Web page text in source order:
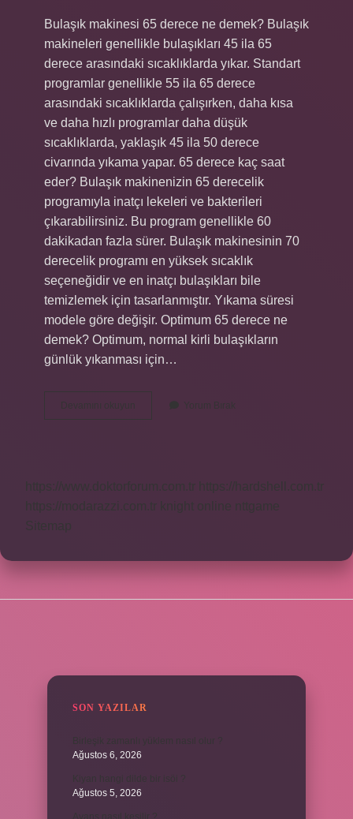
Bulaşık makinesi 65 derece ne demek? Bulaşık
makineleri genellikle bulaşıkları 45 ila 65
derece arasındaki sıcaklıklarda yıkar. Standart
programlar genellikle 55 ila 65 derece
arasındaki sıcaklıklarda çalışırken, daha kısa
ve daha hızlı programlar daha düşük
sıcaklıklarda, yaklaşık 45 ila 50 derece
civarında yıkama yapar. 65 derece kaç saat
eder? Bulaşık makinenizin 65 derecelik
programıyla inatçı lekeleri ve bakterileri
çıkarabilirsiniz. Bu program genellikle 60
dakikadan fazla sürer. Bulaşık makinesinin 70
derecelik programı en yüksek sıcaklık
seçeneğidir ve en inatçı bulaşıkları bile
temizlemek için tasarlanmıştır. Yıkama süresi
modele göre değişir. Optimum 65 derece ne
demek? Optimum, normal kirli bulaşıkların
günlük yıkanması için…
Devamını okuyun
45
Yorum Bırak
https://www.doktorforum.com.tr
https://hardshell.com.tr
https://modarazzi.com.tr
knight online
nttgame
Sitemap
SON YAZILAR
Ağustos 6, 2026
Ağustos 5, 2026